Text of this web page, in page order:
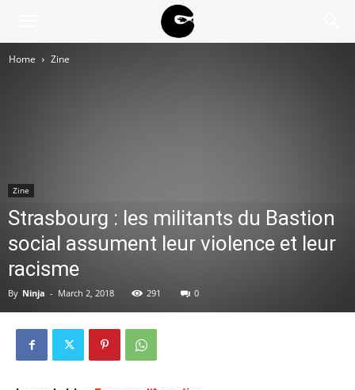
Home Zine
Zine
Strasbourg : les militants du Bastion
social assument leur violence et leur
racisme
By Ninja - March 2, 2018 291 0